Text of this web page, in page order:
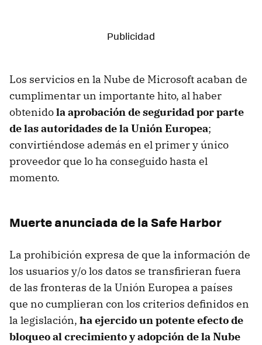
Los servicios en la Nube de Microsoft acaban de
cumplimentar un importante hito, al haber
obtenidola aprobación de seguridad por parte
de las autoridades de la Unión Europea;
convirtiéndose además en el primer y único
proveedor que lo ha conseguido hasta el
momento.
Muerte anunciada de la Safe Harbor
La prohibición expresa de que la información de
los usuarios y/o los datos se transfirieran fuera
de las fronteras de la Unión Europea a países
que no cumplieran con los criterios definidos en
la legislación, ha ejercido un potente efecto de
bloqueo al crecimiento y adopción de la Nube